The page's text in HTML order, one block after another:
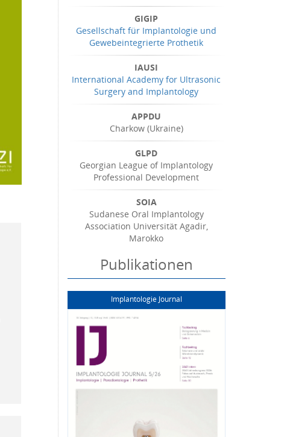
GIGIP
Gesellschaft für Implantologie und
Gewebeintegrierte Prothetik
IAUSI
International Academy for Ultrasonic
Surgery and Implantology
APPDU
Charkow (Ukraine)
GLPD
Georgian League of Implantology
Professional Development
SOIA
Sudanese Oral Implantology
Association Universität Agadir,
Marokko
Publikationen
Implantologie Journal